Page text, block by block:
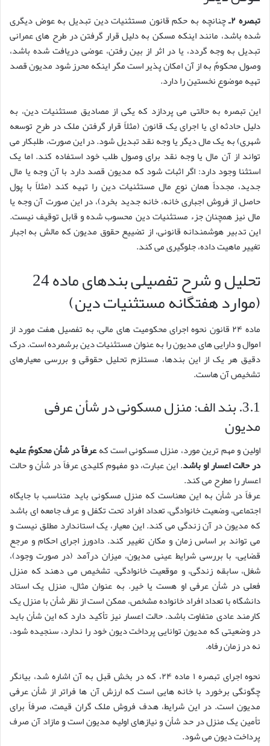
تبصره ۲ـ چنانچه به حکم قانون مستثنیات دین تبدیل به عوض دیگری
شده باشد، مانند اینکه مسکن به دلیل قرار گرفتن در طرح های عمرانی
تبدیل به وجه گردد، یا در اثر از بین رفتن، عوضی دریافت شده باشد،
وصول محکومٌ به از آن امکان پذیر است مگر اینکه محرز شود مدیون قصد
تهیه موضوع نخستین را دارد.
این تبصره به حالتی می پردازد که یکی از مصادیق مستثنیات دین، به
دلیل حادثه ای یا اجرای یک قانون (مثلاً قرار گرفتن ملک در طرح توسعه
شهری) به یک مال دیگر یا وجه نقد تبدیل شود. در این صورت، طلبکار می
تواند از آن مال یا وجه نقد برای وصول طلب خود استفاده کند. اما یک
استثنا وجود دارد: اگر اثبات شود که مدیون قصد دارد با آن وجه یا مال
جدید، مجدداً همان نوع مال مستثنیات دین را تهیه کند (مثلاً با پول
حاصل از فروش اجباری خانه، خانه جدید بخرد)، در این صورت آن وجه یا
مال نیز همچنان جزء مستثنیات دین محسوب شده و قابل توقیف نیست.
این تدبیر هوشمندانه قانونی، از تضییع حقوق مدیون که مالش به اجبار
تغییر ماهیت داده، جلوگیری می کند.
تحلیل و شرح تفصیلی بندهای ماده 24
(موارد هفتگانه مستثنیات دین)
ماده ۲۴ قانون نحوه اجرای محکومیت های مالی، به تفصیل هفت مورد از
اموال و دارایی های مدیون را به عنوان مستثنیات دین برشمرده است. درک
دقیق هر یک از این بندها، مستلزم تحلیل حقوقی و بررسی معیارهای
تشخیص آن هاست.
3.1. بند الف: منزل مسکونی در شأن عرفی
مدیون
اولین و مهم ترین مورد، منزل مسکونی است کهعرفاً در شأن محکومٌ علیه
در حالت اعسار او باشد. این عبارت، دو مفهوم کلیدی عرفاً در شأن و حالت
اعسار را مطرح می کند.
عرفاً در شأن به این معناست که منزل مسکونی باید متناسب با جایگاه
اجتماعی، وضعیت خانوادگی، تعداد افراد تحت تکفل و عرف جامعه ای باشد
که مدیون در آن زندگی می کند. این معیار، یک استاندارد مطلق نیست و
می تواند بر اساس زمان و مکان تغییر کند. دادورز اجرای احکام و مرجع
قضایی، با بررسی شرایط عینی مدیون، میزان درآمد (در صورت وجود)،
شغل، سابقه زندگی، و موقعیت خانوادگی، تشخیص می دهند که منزل
فعلی در شأن عرفی او هست یا خیر. به عنوان مثال، منزل یک استاد
دانشگاه با تعداد افراد خانواده مشخص، ممکن است از نظر شأن با منزل یک
کارمند عادی متفاوت باشد. حالت اعسار نیز تأکید دارد که این شأن باید
در وضعیتی که مدیون توانایی پرداخت دیون خود را ندارد، سنجیده شود،
نه در زمان رفاه.
نحوه اجرای تبصره ۱ ماده ۲۴، که در بخش قبل به آن اشاره شد، بیانگر
چگونگی برخورد با خانه هایی است که ارزش آن ها فراتر از شأن عرفی
مدیون است. در این شرایط، هدف فروش ملک گران قیمت، صرفاً برای
تأمین یک منزل در حد شأن و نیازهای اولیه مدیون است و مازاد آن صرف
پرداخت دیون می شود.